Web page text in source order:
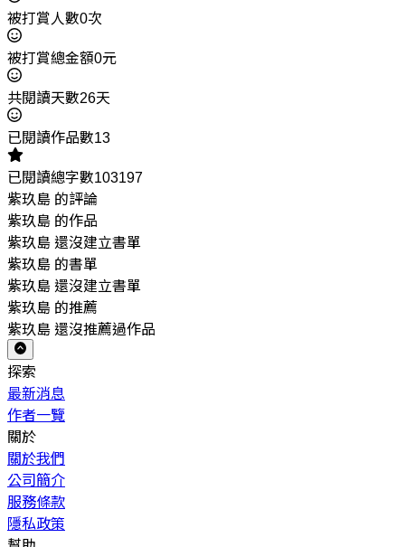
被打賞人數0次
被打賞總金額0元
共閱讀天數26天
已閱讀作品數13
已閱讀總字數103197
紫玖島 的評論
紫玖島 的作品
紫玖島 還沒建立書單
紫玖島 的書單
紫玖島 還沒建立書單
紫玖島 的推薦
紫玖島 還沒推薦過作品
探索
最新消息
作者一覽
關於
關於我們
公司簡介
服務條款
隱私政策